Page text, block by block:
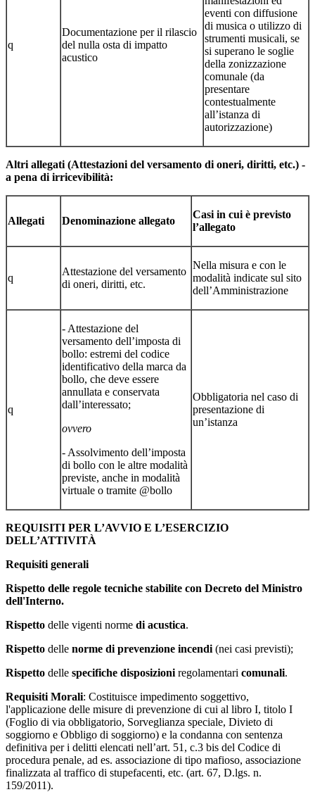
q
Documentazione per il rilascio
del nulla osta di impatto
acustico
eventi con diffusione
di musica o utilizzo di
strumenti musicali, se
si superano le soglie
della zonizzazione
comunale (da
presentare
contestualmente
all’istanza di
autorizzazione)
Altri allegati (Attestazioni del versamento di oneri, diritti, etc.) -
a pena di irricevibilità:
Allegati Denominazione allegato
Casi in cui è previsto
l’allegato
q
Attestazione del versamento
di oneri, diritti, etc.
Nella misura e con le
modalità indicate sul sito
dell’Amministrazione
q
- Attestazione del
versamento dell’imposta di
bollo: estremi del codice
identificativo della marca da
bollo, che deve essere
annullata e conservata
dall’interessato;
ovvero
- Assolvimento dell’imposta
di bollo con le altre modalità
previste, anche in modalità
virtuale o tramite @bollo
Obbligatoria nel caso di
presentazione di
un’istanza
REQUISITI PER L’AVVIO E L’ESERCIZIO
DELL’ATTIVITÀ
Requisiti generali
Rispetto delle regole tecniche stabilite con Decreto del Ministro
dell'Interno.
Rispetto delle vigenti norme di acustica.
Rispetto delle norme di prevenzione incendi (nei casi previsti);
Rispetto delle specifiche disposizioni regolamentari comunali.
Requisiti Morali: Costituisce impedimento soggettivo,
l'applicazione delle misure di prevenzione di cui al libro I, titolo I
(Foglio di via obbligatorio, Sorveglianza speciale, Divieto di
soggiorno e Obbligo di soggiorno) e la condanna con sentenza
definitiva per i delitti elencati nell’art. 51, c.3 bis del Codice di
procedura penale, ad es. associazione di tipo mafioso, associazione
finalizzata al traffico di stupefacenti, etc. (art. 67, D.lgs. n.
159/2011).